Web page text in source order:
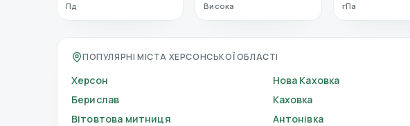
Пд Висока гПа
ПОПУЛЯРНІ МІСТА ХЕРСОНСЬКОЇ ОБЛАСТІ
Херсон Нова Каховка
Берислав
Каховка
Вітовтова митниця
Антонівка